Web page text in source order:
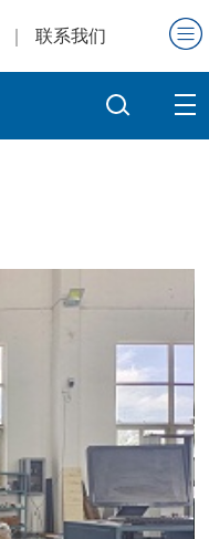
联系我们